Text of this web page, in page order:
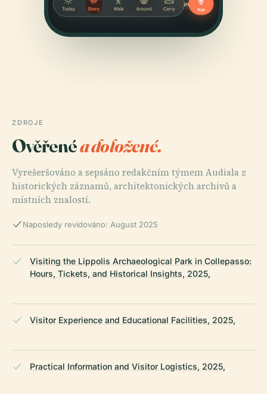
ZDROJE
Ověřenéa doložené.
Vyrešeršováno a sepsáno redakčním týmem Audiala z
historických záznamů, architektonických archivů a
místních znalostí.
Naposledy revidováno: August 2025
Visiting the Lippolis Archaeological Park in Collepasso:
Hours, Tickets, and Historical Insights, 2025,
Visitor Experience and Educational Facilities, 2025,
Practical Information and Visitor Logistics, 2025,